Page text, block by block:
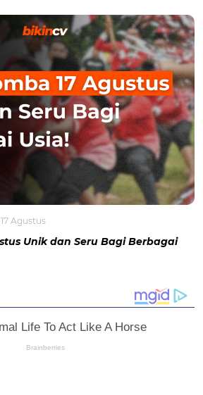
Agustus
Unik dan Seru Bagi Berbagai